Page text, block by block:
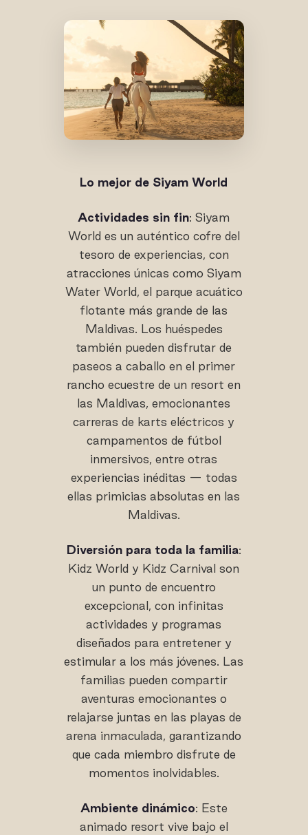
Lo mejor de Siyam World
Actividades sin fin: Siyam
World es un auténtico cofre del
tesoro de experiencias, con
atracciones únicas como Siyam
Water World, el parque acuático
flotante más grande de las
Maldivas. Los huéspedes
también pueden disfrutar de
paseos a caballo en el primer
rancho ecuestre de un resort en
las Maldivas, emocionantes
carreras de karts eléctricos y
campamentos de fútbol
inmersivos, entre otras
experiencias inéditas — todas
ellas primicias absolutas en las
Maldivas.
Diversión para toda la familia:
Kidz World y Kidz Carnival son
un punto de encuentro
excepcional, con infinitas
actividades y programas
diseñados para entretener y
estimular a los más jóvenes. Las
familias pueden compartir
aventuras emocionantes o
relajarse juntas en las playas de
arena inmaculada, garantizando
que cada miembro disfrute de
momentos inolvidables.
Ambiente dinámico: Este
animado resort vive bajo el